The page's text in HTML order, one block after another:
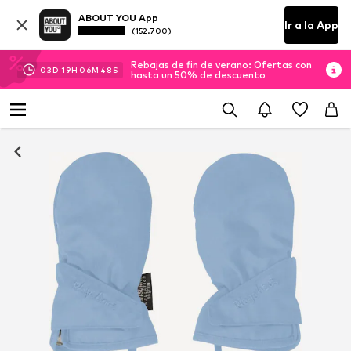
ABOUT YOU App
(152.700) Ir a la App
03D 19H 06M 47 S
Rebajas de fin de verano: Ofertas con
hasta un 50% de descuento